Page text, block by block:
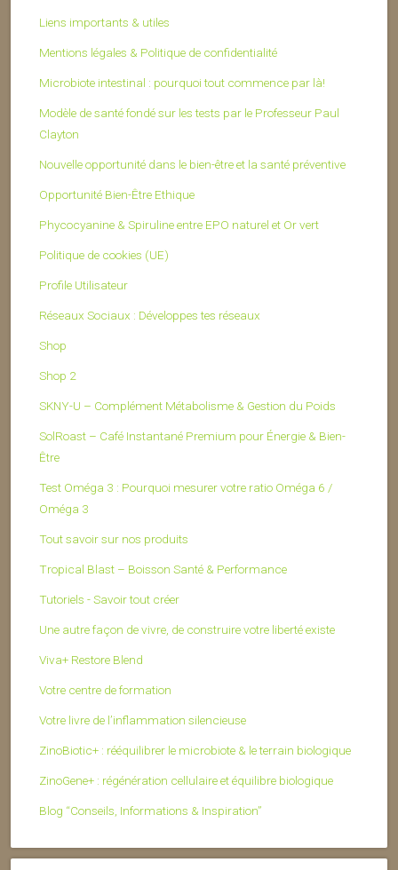
Liens importants & utiles
Mentions légales & Politique de confidentialité
Microbiote intestinal : pourquoi tout commence par là!
Modèle de santé fondé sur les tests par le Professeur Paul
Clayton
Nouvelle opportunité dans le bien-être et la santé préventive
Opportunité Bien-Être Ethique
Phycocyanine & Spiruline entre EPO naturel et Or vert
Politique de cookies (UE)
Profile Utilisateur
Réseaux Sociaux : Développes tes réseaux
Shop
Shop 2
SKNY-U – Complément Métabolisme & Gestion du Poids
SolRoast – Café Instantané Premium pour Énergie & Bien-
Être
Test Oméga 3 : Pourquoi mesurer votre ratio Oméga 6 /
Oméga 3
Tout savoir sur nos produits
Tropical Blast – Boisson Santé & Performance
Tutoriels - Savoir tout créer
Une autre façon de vivre, de construire votre liberté existe
Viva+ Restore Blend
Votre centre de formation
Votre livre de l’inflammation silencieuse
ZinoBiotic+ : rééquilibrer le microbiote & le terrain biologique
ZinoGene+ : régénération cellulaire et équilibre biologique
Blog “Conseils, Informations & Inspiration”